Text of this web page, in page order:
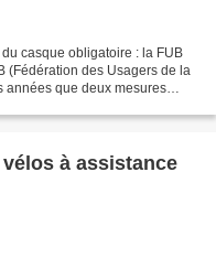
casque obligatoire : la FUB
(Fédération des Usagers de la
années que deux mesures
à assistance